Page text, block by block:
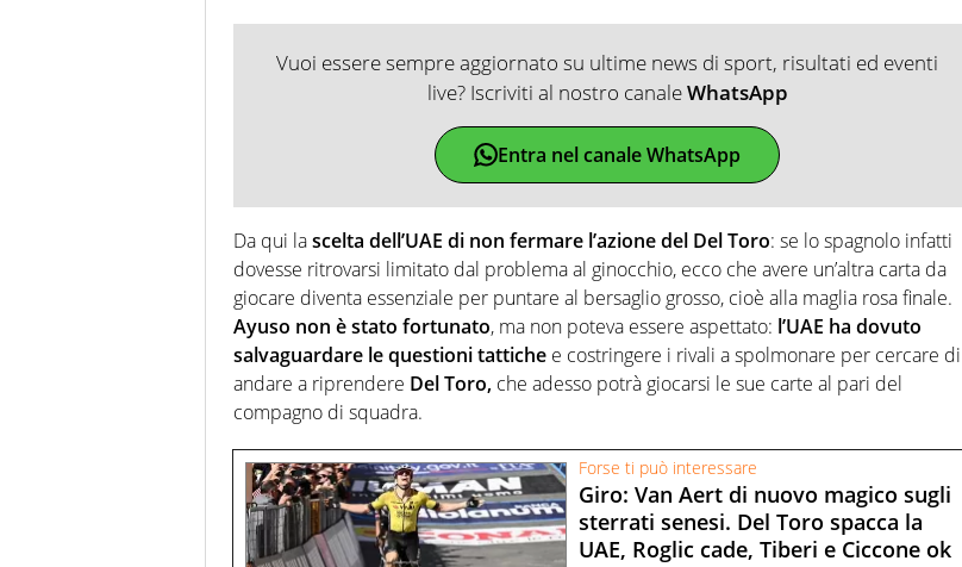
Vuoi essere sempre aggiornato su ultime news di sport, risultati ed eventi
live? Iscriviti al nostro canaleWhatsApp
Entra nel canale WhatsApp
Da qui lascelta dell’UAE di non fermare l’azione del Del Toro: se lo spagnolo infatti
dovesse ritrovarsi limitato dal problema al ginocchio, ecco che avere un’altra carta da
giocare diventa essenziale per puntare al bersaglio grosso, cioè alla maglia rosa finale.
Ayuso non è stato fortunato, ma non poteva essere aspettato: l’UAE ha dovuto
salvaguardare le questioni tattiche e costringere i rivali a spolmonare per cercare di
andare a riprendere Del Toro, che adesso potrà giocarsi le sue carte al pari del
compagno di squadra.
Forse ti può interessare
Giro: Van Aert di nuovo magico sugli
sterrati senesi. Del Toro spacca la
UAE, Roglic cade, Tiberi e Ciccone ok